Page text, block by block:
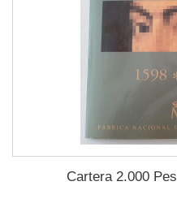
Cartera 2.000